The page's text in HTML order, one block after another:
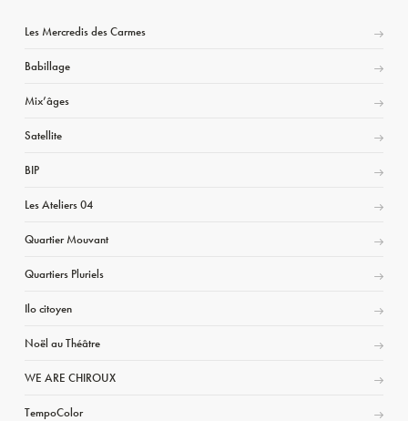
Les Mercredis des Carmes
Babillage
Mix’âges
Satellite
BIP
Les Ateliers 04
Quartier Mouvant
Quartiers Pluriels
Ilo citoyen
Noël au Théâtre
WE ARE CHIROUX
TempoColor